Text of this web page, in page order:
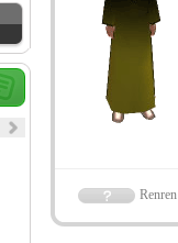
Renren